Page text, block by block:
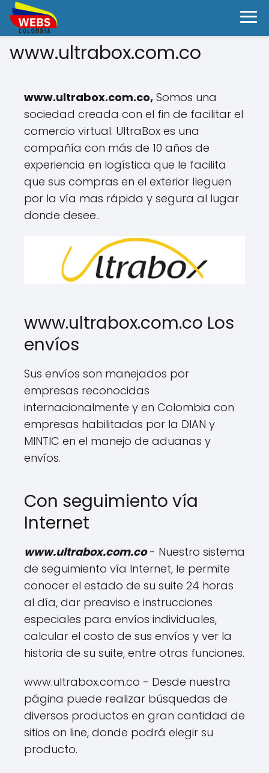
www.ultrabox.com.co
www.ultrabox.com.co, Somos una
sociedad creada con el fin de facilitar el
comercio virtual. UltraBox es una
compañía con más de 10 años de
experiencia en logística que le facilita
que sus compras en el exterior lleguen
por la vía mas rápida y segura al lugar
donde desee..
www.ultrabox.com.co Los
envíos
Sus envíos son manejados por
empresas reconocidas
internacionalmente y en Colombia con
empresas habilitadas por la DIAN y
MINTIC en el manejo de aduanas y
envíos.
Con seguimiento vía
Internet
www.ultrabox.com.co- Nuestro sistema
de seguimiento vía Internet, le permite
conocer el estado de su suite 24 horas
al día, dar preaviso e instrucciones
especiales para envíos individuales,
calcular el costo de sus envíos y ver la
historia de su suite, entre otras funciones.
www.ultrabox.com.co - Desde nuestra
página puede realizar búsquedas de
diversos productos en gran cantidad de
sitios on line, donde podrá elegir su
producto.